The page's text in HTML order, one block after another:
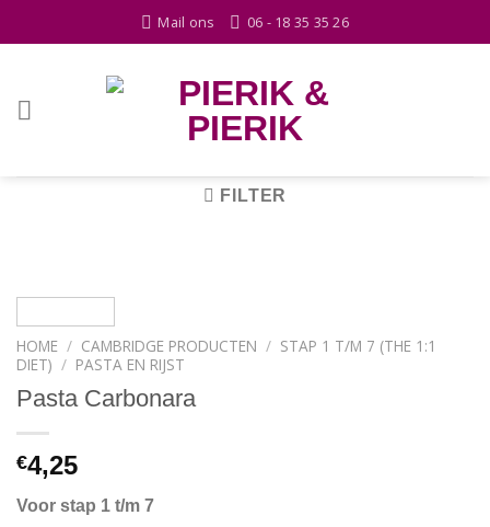
to
Mail ons 06 - 18 35 35 26
FILTER
HOME / CAMBRIDGE PRODUCTEN / STAP 1 T/M 7 (THE 1:1
DIET) / PASTA EN RIJST
Pasta Carbonara
€4,25
Voor stap 1 t/m 7